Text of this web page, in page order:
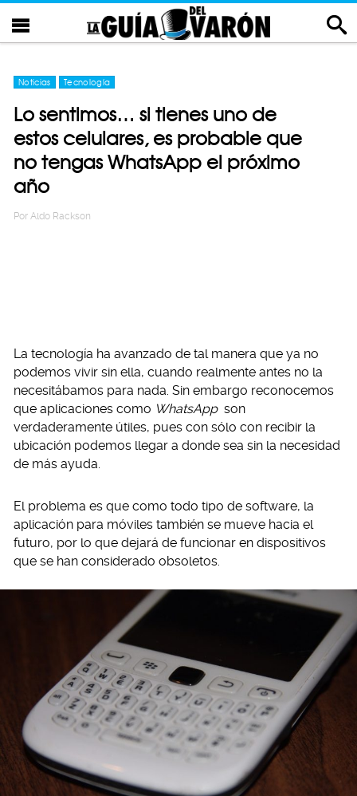
Noticias Tecnología
Lo sentimos… si tienes uno de
estos celulares, es probable que
no tengas WhatsApp el próximo
año
Por Aldo Rackson
La tecnología ha avanzado de tal manera que ya no
podemos vivir sin ella, cuando realmente antes no la
necesitábamos para nada. Sin embargo reconocemos
que aplicaciones como WhatsApp son
verdaderamente útiles, pues con sólo con recibir la
ubicación podemos llegar a donde sea sin la necesidad
de más ayuda.
El problema es que como todo tipo de software, la
aplicación para móviles también se mueve hacia el
futuro, por lo que dejará de funcionar en dispositivos
que se han considerado obsoletos.